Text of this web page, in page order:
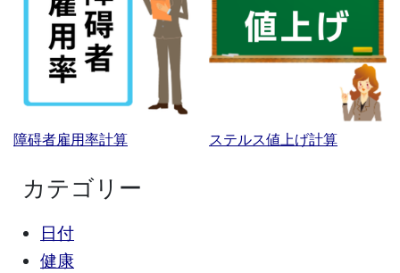
障碍者雇用率計算 ステルス値上げ計算
カテゴリー
日付
健康